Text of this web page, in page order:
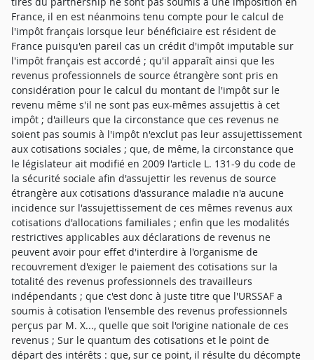
France, il en est néanmoins tenu compte pour le calcul de
l'impôt français lorsque leur bénéficiaire est résident de
France puisqu'en pareil cas un crédit d'impôt imputable sur
l'impôt français est accordé ; qu'il apparaît ainsi que les
revenus professionnels de source étrangère sont pris en
considération pour le calcul du montant de l'impôt sur le
revenu même s'il ne sont pas eux-mêmes assujettis à cet
impôt ; d'ailleurs que la circonstance que ces revenus ne
soient pas soumis à l'impôt n'exclut pas leur assujettissement
aux cotisations sociales ; que, de même, la circonstance que
le législateur ait modifié en 2009 l'article L. 131-9 du code de
la sécurité sociale afin d'assujettir les revenus de source
étrangère aux cotisations d'assurance maladie n'a aucune
incidence sur l'assujettissement de ces mêmes revenus aux
cotisations d'allocations familiales ; enfin que les modalités
restrictives applicables aux déclarations de revenus ne
peuvent avoir pour effet d'interdire à l'organisme de
recouvrement d'exiger le paiement des cotisations sur la
totalité des revenus professionnels des travailleurs
indépendants ; que c'est donc à juste titre que l'URSSAF a
soumis à cotisation l'ensemble des revenus professionnels
perçus par M. X..., quelle que soit l'origine nationale de ces
revenus ; Sur le quantum des cotisations et le point de
départ des intérêts : que, sur ce point, il résulte du décompte